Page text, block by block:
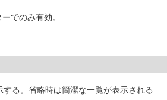
でのみ有効。
する。省略時は簡潔な一覧が表示される